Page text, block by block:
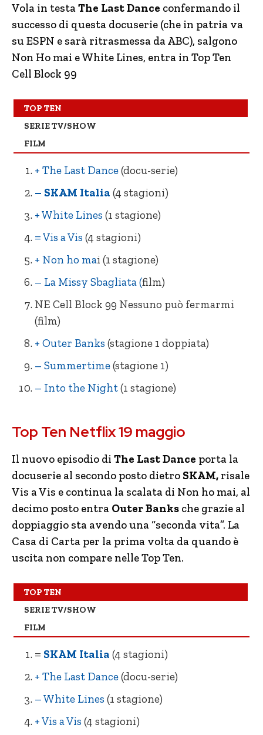
= White Lines (1 stagione)
= Vis a Vis(4 stagioni)
= Non ho mai… (1 stagione)
= Outer Banks (stagione 1 doppiata)
– Into the Night (1 stagione)
+ Prison Break (5 stagioni)
– Too Hot to Handle (reality)
= Ti amo, imbecille
= Natale da Chef
+ Un uragano all’improvviso
–Dangerous Lies
– Tyler Rake
– Il Caso Spotlight
NE Il Gladiatore
Vola in testa The Last Dance confermando il
successo di questa docuserie (che in patria va
su ESPN e sarà ritrasmessa da ABC), salgono
Non Ho mai e White Lines, entra in Top Ten
Cell Block 99
TOP TEN
SERIE TV/SHOW
FILM
+ The Last Dance(docu-serie)
– SKAM Italia (4 stagioni)
+ White Lines (1 stagione)
= Vis a Vis (4 stagioni)
+ Non ho mai (1 stagione)
– La Missy Sbagliata (film)
NE Cell Block 99 Nessuno può fermarmi
(film)
+ Outer Banks (stagione 1 doppiata)
– Summertime(stagione 1)
– Into the Night(1 stagione)
– SKAM Italia (4 stagioni)
= White Lines (1 stagione)
= Vis a Vis(4 stagioni)
+ Non ho mai… (1 stagione)
RE Outer Banks (stagione 1 doppiata)
– Summertime (1 stagione)
– Too Hot to Handle (reality)
= Prison Break (5 stagioni)
+ Cell Block 99 Nessuno può fermarmi
+ Ti amo, imbecille
– Natale da Chef
Dangerous Lies
= L’alta metà
NE Un uragano all’improvviso
+ Il Caso Spotlight
– Ricchi d’amore
Top Ten Netflix 19 maggio
Il nuovo episodio di The Last Dance porta la
docuserie al secondo posto dietro SKAM, risale
Vis a Vis e continua la scalata di Non ho mai, al
decimo posto entra Outer Banks che grazie al
doppiaggio sta avendo una “seconda vita”. La
Casa di Carta per la prima volta da quando è
uscita non compare nelle Top Ten.
TOP TEN
SERIE TV/SHOW
FILM
= SKAM Italia (4 stagioni)
+ The Last Dance(docu-serie)
– White Lines (1 stagione)
+ Vis a Vis (4 stagioni)